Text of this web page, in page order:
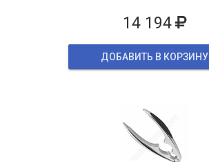
14 194
ДОБАВИТЬ В КОРЗИНУ